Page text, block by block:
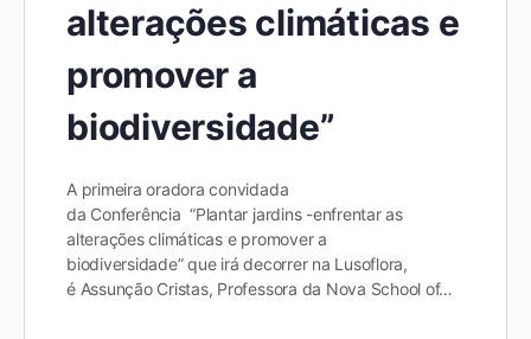
alterações climáticas e
promover a
biodiversidade”
A primeira oradora convidada
da Conferência “Plantar jardins -enfrentar as
alterações climáticas e promover a
biodiversidade” que irá decorrer na Lusoflora,
é Assunção Cristas, Professora da Nova School of…